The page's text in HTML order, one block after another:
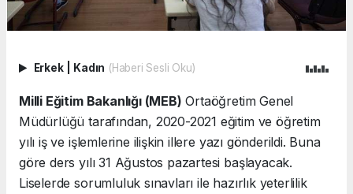
Erkek Kadın (Haberi Sesli Oku)
Milli Eğitim Bakanlığı (MEB) Ortaöğretim Genel
Müdürlüğü tarafından, 2020-2021 eğitim ve öğretim
yılı iş ve işlemlerine ilişkin illere yazı gönderildi. Buna
göre ders yılı 31 Ağustos pazartesi başlayacak.
Liselerde sorumluluk sınavları ile hazırlık yeterlilik